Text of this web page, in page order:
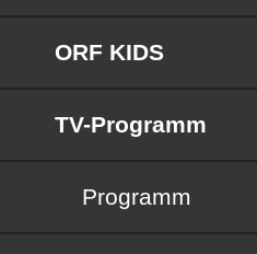
ORF KIDS
TV-Programm
Programm